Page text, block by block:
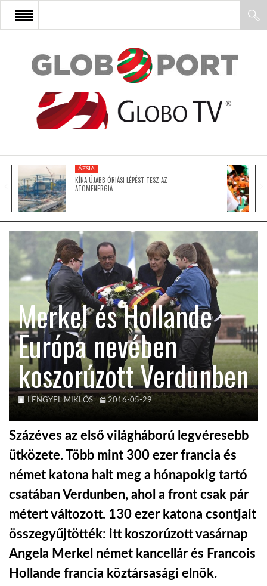
FŐOLDAL
AFRIKA
ÁZSIA
LATIN-AMERIKA
KÖZEL-KELET
AUSZTRÁLIA
A VILÁG ITTHON
HÍR3D
TROPICALMAGAZIN
ÁZSIA
KÍNA ÚJABB ÓRIÁSI LÉPÉST TESZ AZ
ATOMENERGIA…
Merkel és Hollande
Európa nevében
koszorúzott Verdunben
LENGYEL MIKLÓS 2016-05-29
Százéves az első világháború legvéresebb
ütközete. Több mint 300 ezer francia és
német katona halt meg a hónapokig tartó
csatában Verdunben, ahol a front csak pár
métert változott. 130 ezer katona csontjait
összegyűjtötték: itt koszorúzott vasárnap
Angela Merkel német kancellár és Francois
Hollande francia köztársasági elnök.